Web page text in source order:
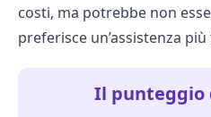
costi, ma potrebbe non
preferisce un’assistenza
Il punteggio